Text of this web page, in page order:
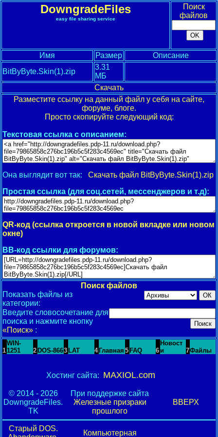
DowngradeFiles
easy file sharing service
Поиск
файлов
Имя Размер
Описание
BitByByte.Skin(1).zip
3.31
МБ
Скачать
Разместите ссылку на данный файл у себя на сайте,
форуме, блоге.
Просто скопируйте следующий код:
Текстовая ссылка с описанием:
Она выглядит вот так: Скачать файл BitByByte.Skin(1).zip
Простая ссылка (для соц.сетей, мессенджеров и т.д):
QR-код (ссылка откроется в новой вкладке или новом
окне)
BB-код ссылки для форумов:
Поиск файлов
Показать файлы из
категории:
Введите словосочетание для
поиска и нажмите кнопку
«Поиск» :
1
WIN-
1251
2 DOS-8663 LAT 4 Главная 5 FAQ 6
Новост
и
7Файлы
Хостинг сайта: MAXIOL.com
© 2014 - 2026
DowngradeFiles.
TK
При поддержке сайта
Железные призраки
прошлого
ВВЕРХ
Старый DOS.
Компьютерная